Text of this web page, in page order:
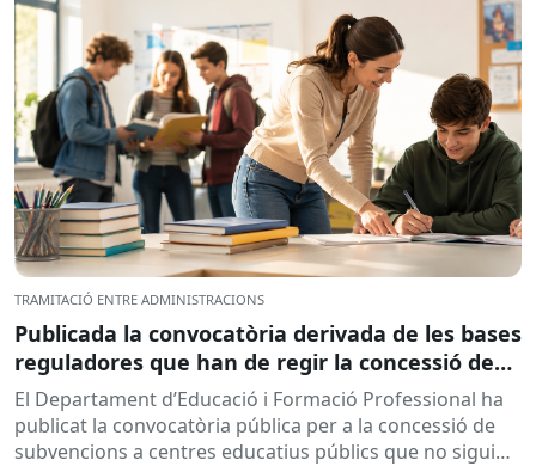
TRAMITACIÓ ENTRE ADMINISTRACIONS
Publicada la convocatòria derivada de les bases
reguladores que han de regir la concessió de
subvencions a centres educatius, per al
desenvolupament de programes de formació i
inserció, durant el curs 2026-2027
El Departament d’Educació i Formació Professional ha
publicat la convocatòria pública per a la concessió de
subvencions a centres educatius públics que no siguin